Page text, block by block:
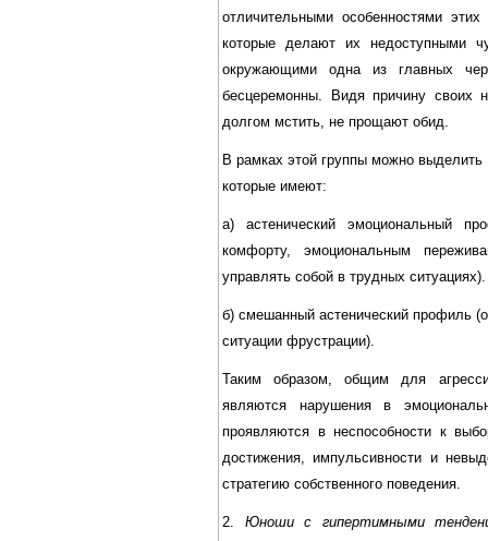
отличительными особенностями
которые делают их недоступными
окружающими одна из главных
бесцеремонны. Видя причину своих
долгом мстить, не прощают обид.
В рамках этой группы можно выделить
которые имеют:
а) астенический эмоциональный
комфорту, эмоциональным
управлять собой в трудных ситуациях).
б) смешанный астенический профиль
ситуации фрустрации).
Таким образом, общим для
являются нарушения в
проявляются в неспособности к
достижения, импульсивности и
стратегию собственного поведения.
2. Юноши с гипертимными